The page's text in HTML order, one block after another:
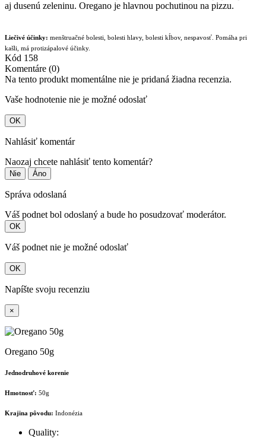
aj dusenú zeleninu. Oregano je hlavnou pochutinou na pizzu.
Liečivé účinky: menštruačné bolesti, bolesti hlavy, bolesti kĺbov, nespavosť. Pomáha pri
kašli, má protizápalové účinky.
Kód 158
Komentáre (0)
Na tento produkt momentálne nie je pridaná žiadna recenzia.
Vaše hodnotenie nie je možné odoslať
OK
Nahlásiť komentár
Naozaj chcete nahlásiť tento komentár?
Nie Áno
Správa odoslaná
Váš podnet bol odoslaný a bude ho posudzovať moderátor.
OK
Váš podnet nie je možné odoslať
OK
Napíšte svoju recenziu
×
Oregano 50g
Jednodruhové korenie
Hmotnosť: 50g
Krajina pôvodu: Indonézia
Quality: